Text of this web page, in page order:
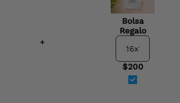
+
Bolsa
Regalo
$200